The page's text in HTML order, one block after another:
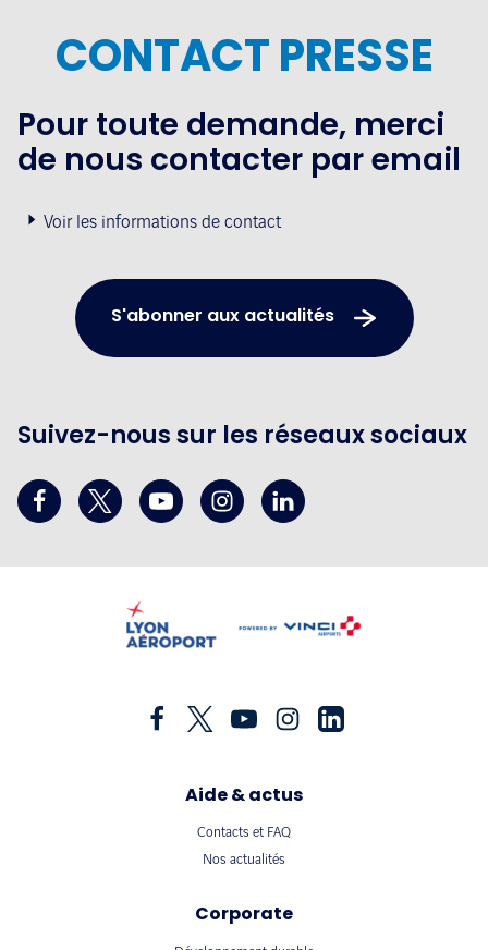
CONTACT PRESSE
Pour toute demande, merci
de nous contacter par email
Voir les informations de contact
S'abonner aux actualités
Suivez-nous sur les réseaux sociaux
Aide & actus
Contacts et FAQ
Nos actualités
Corporate